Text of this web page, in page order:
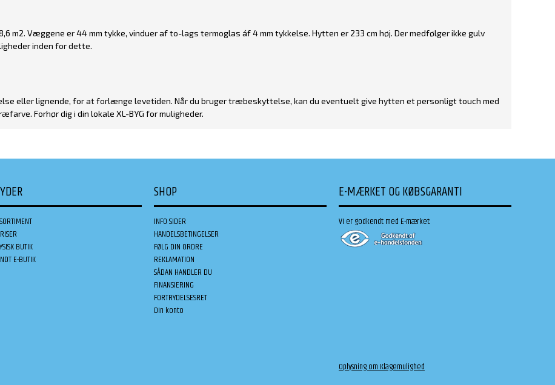
m2. Væggene er 44 mm tykke, vinduer af to-lags termoglas áf 4 mm tykkelse. Hytten er 233 cm høj. Der medfølger ikke gulv
inden for dette.
eller lignende, for at forlænge levetiden. Når du bruger træbeskyttelse, kan du eventuelt give hytten et personligt touch med
Forhør dig i din lokale XL-BYG for muligheder.
BUTIK
E-BUTIK
SHOP
INFO SIDER
HANDELSBETINGELSER
FØLG DIN ORDRE
REKLAMATION
SÅDAN HANDLER DU
FINANSIERING
FORTRYDELSESRET
Din konto
E-MÆRKET OG KØBSGARANTI
Vi er godkendt med E-mærket:
Oplysning om Klagemulighed